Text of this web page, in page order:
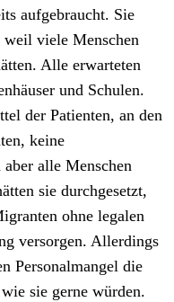
aufgebraucht. Sie
weil viele Menschen
Alle erwarteten
und Schulen.
der Patienten, an den
keine
alle Menschen
sie durchgesetzt,
ohne legalen
versorgen. Allerdings
Personalmangel die
sie gerne würden.